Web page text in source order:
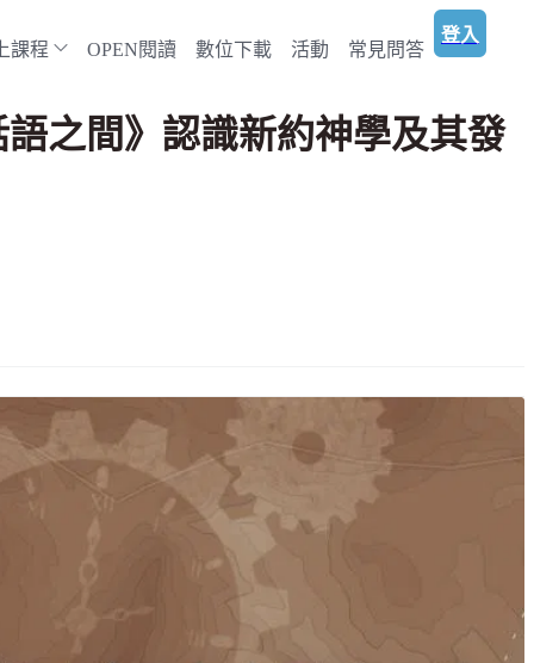
課程 OPEN閱讀 數位下載 活動 常見問答
登入
之間》認識新約神學及其發